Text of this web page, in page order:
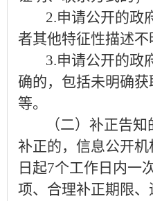
2.申请公开的政
者其他特征性描述不
3.申请公开的政
确的，包括未明确
等。
（二）补正告知
补正的，信息公开
日起7个工作日内一
项、合理补正期限、